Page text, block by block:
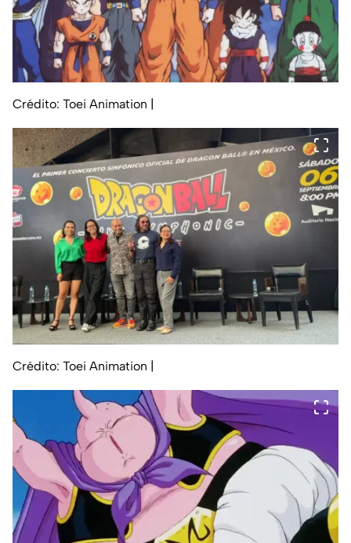
Crédito: Toei Animation
Crédito: Toei Animation |